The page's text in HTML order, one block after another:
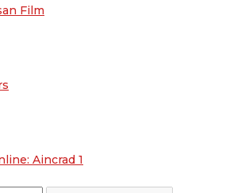
Film
Aincrad 1